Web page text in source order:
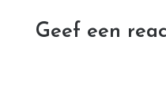
Geef een